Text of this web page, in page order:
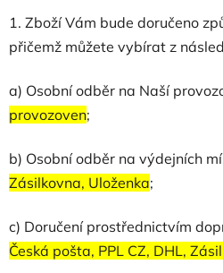
1. Zboží Vám bude doručeno
přičemž můžete vybírat z
a) Osobní odběr na Naší
provozoven;
b) Osobní odběr na výdejních
Zásilkovna, Uloženka;
c) Doručení prostřednictvím
Česká pošta, PPL CZ, DHL,